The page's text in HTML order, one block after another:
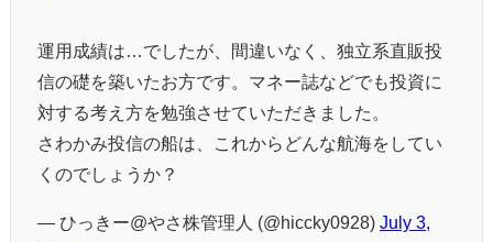
運用成績は…でしたが、間違いなく、独立系直販投
信の礎を築いたお方です。マネー誌などでも投資に
対する考え方を勉強させていただきました。
さわかみ投信の船は、これからどんな航海をしてい
くのでしょうか？
— ひっきー@やさ株管理人 (@hiccky0928) July 3,